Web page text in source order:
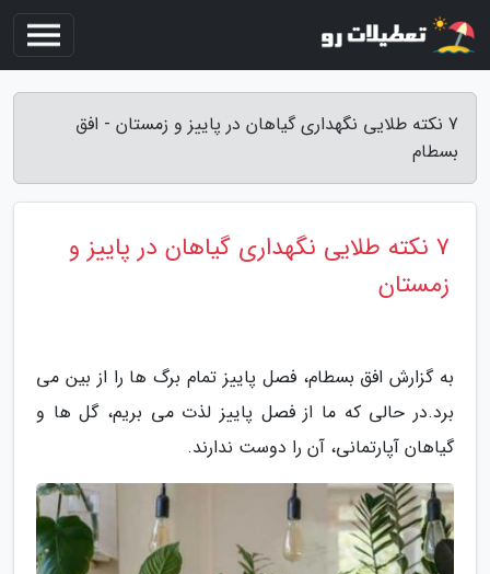
7 نکته طلایی نگهداری گیاهان در پاییز و زمستان - افق
بسطام
7 نکته طلایی نگهداری گیاهان در پاییز و
زمستان
به گزارش افق بسطام، فصل پاییز تمام برگ ها را از بین می
برد.در حالی که ما از فصل پاییز لذت می بریم، گل ها و
گیاهان آپارتمانی، آن را دوست ندارند.